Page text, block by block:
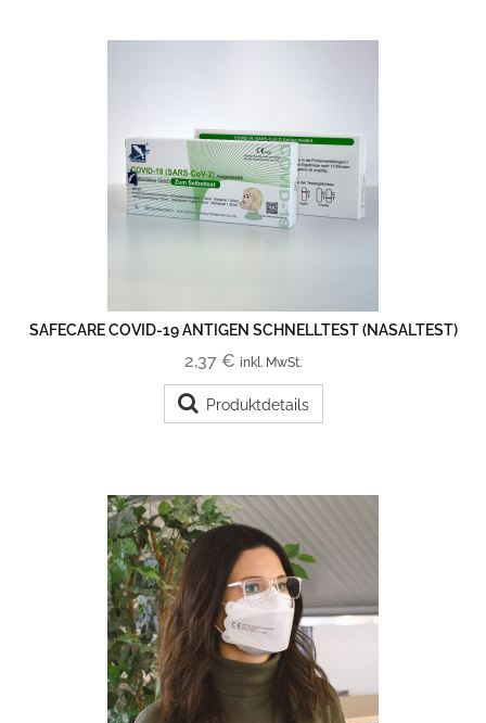
SAFECARE COVID-19 ANTIGEN SCHNELLTEST (NASALTEST)
2,37 € inkl. MwSt.
Produktdetails